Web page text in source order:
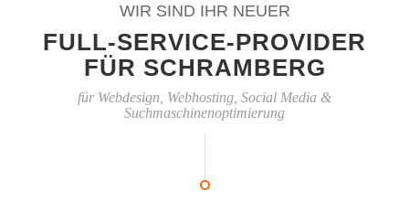
WIR SIND IHR NEUER
FULL-SERVICE-PROVIDER
FÜR SCHRAMBERG
für Webdesign, Webhosting, Social Media &
Suchmaschinenoptimierung